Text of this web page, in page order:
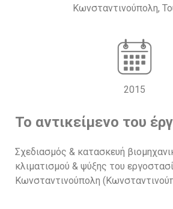
Κωνσταντινούπολη,
2015
Το αντικείμενο του
Σχεδιασμός & κατασκευή
κλιματισμού & ψύξης του
Κωνσταντινούπολη